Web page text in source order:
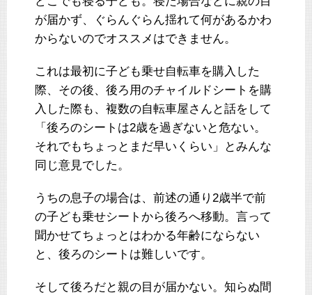
が届かず、ぐらんぐらん揺れて何があるかわ
からないのでオススメはできません。
これは最初に子ども乗せ自転車を購入した
際、その後、後ろ用のチャイルドシートを購
入した際も、複数の自転車屋さんと話をして
「後ろのシートは2歳を過ぎないと危ない。
それでもちょっとまだ早いくらい」とみんな
同じ意見でした。
うちの息子の場合は、前述の通り2歳半で前
の子ども乗せシートから後ろへ移動。言って
聞かせてちょっとはわかる年齢にならない
と、後ろのシートは難しいです。
そして後ろだと親の目が届かない。知らぬ間